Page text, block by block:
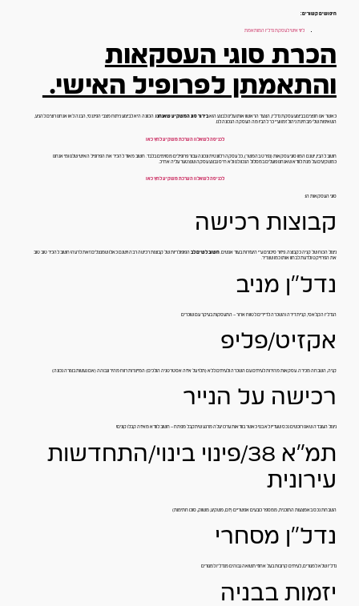
חיפושים קשורים:
ליווי אישי לעסקת נדל"ן המותאמת
הכרת סוגי העסקאות
והתאמתן לפרופיל האישי.
כאשר אנו חפצים בביצוע עסקת נדל"ן, הצעד הראשון אותו עלינו לבצע הואבירור סוג המשקיע שאנחנו. הכוונה היא לביצוע ניתוח מצבי הפיננסי, הבנה לאן אנחנו רוצים להגיע,
השאיפות שלי מבחינת ניהול זמן וע"י כך להבין מה העסקה הנכונה לנו.
לכניסה לשאלון הערכת משקיע לחץ כאן
חשוב להבין, ישנם המון סוגי עסקאות (נפרט בהמשך), כל עסקה רלוונטית ונכונה עבור פרופילים מסוימים בלבד. חשוב מאוד להכיר את הפרופיל האישי שלנו ומי אנחנו
כמשקיעים על מנת לוודא שאנחנו פועלים במסלול הנכון לנו ולא ח"ס נבצע עסקה שנצטער עליה אח"כ.
לכניסה לשאלון הערכת משקיע לחץ כאן
סוגי העסקאות הן:
קבוצות רכישה
ניצול הכוח של קניה כקבוצה. פיזור סיכונים ע"י היעזרות בעוד אנשים.חשוב לשים לב הפופולריות של קבוצות רכישה רבה וישנם כאלו שמנצלים זאת לרעה! חשוב להכיר טוב טוב
את הפרוייקט ולדעת לבחון אותו כמו שצריך.
נדל"ן מניב
הנדל"ן הקלאסי, קניית דירה והשכרה לדיירים לטווח ארוך – התעסקות בעיקר עם שוכרים
אקזיט/פליפ
קניה, השבחה מכירה. עסקאות מהירות לעיתים עם השכרה ולעיתים ללא (תלוי על איזה אסטרטגיה הולכים) המייצרות רווח מהיר וגבוהה (אם נעשות בצורה נכונה)
רכישה על הנייר
ניצול העובדה שאנו רוכשים נכס שעדיין לא בנוי כאשר בוודאות ערכו יעלה מרגע שיתקבל מפתח – חשוב לוודא מאיזה קבלן קונים!
תמ"א 38/פינוי בינוי/התחדשות
עירונית
השבחת נכס באמצעות התוכנית, ממספר כובעים אפשריים (יזם, משקיע, משווק, סוכן חתימות)
נדל"ן מסחרי
נדל"ן שלא למגורים, לעיתים קרובות בעל אחוזי תשואה גבוהים מנדל"ן למגורים
יזמות בבניה